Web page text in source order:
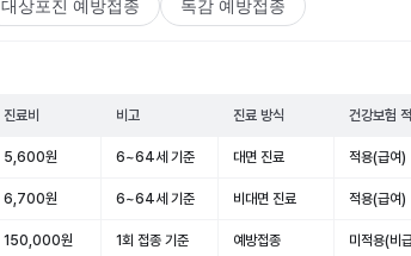
대상포진 예방접종 독감 예방접종
진료비 비고 진료 방식 건강보험
5,600원 6~64세 기준 대면 진료 적용(급여)
6,700원 6~64세 기준 비대면 진료 적용(급여)
150,000원 1회 접종 기준 예방접종 미적용(비